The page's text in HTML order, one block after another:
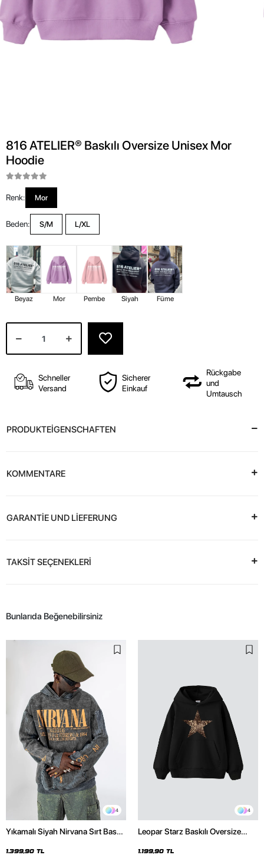
816 ATELIER® Baskılı Oversize Unisex Mor
Hoodie
Renk: Mor
Beden: S/M L/XL
Beyaz Mor Pembe Siyah Füme
Schneller
Versand
Sicherer
Einkauf
Rückgabe
und
Umtausch
PRODUKTEİGENSCHAFTEN
KOMMENTARE
GARANTİE UND LİEFERUNG
TAKSİT SEÇENEKLERİ
Bunlarıda Beğenebilirsiniz
4
Yıkamalı Siyah Nirvana Sırt Baskılı
1.399,90 TL
4
Leopar Starz Baskılı Oversize
1.199,90 TL